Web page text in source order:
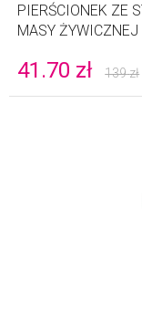
PIERŚCIONEK ZE
MASY ŻYWICZNEJ
41.70 zł 139zł